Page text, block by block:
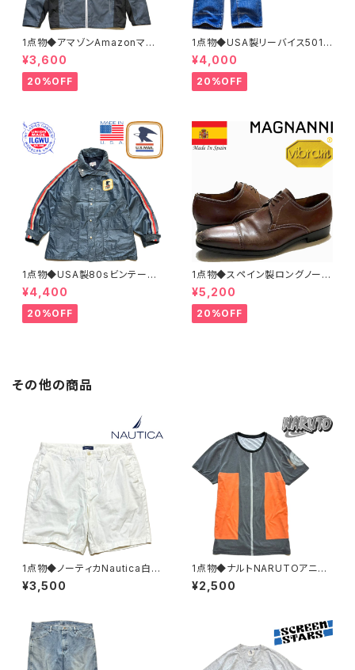
1点物◆アマゾンAmazonマウ
ンテンパーカー中古ナイロンジ
ャケット古着メンズXLレディース
OKアメカジ90sストリートUS
灰色アウター水色362468
¥3,600
20%OFF
1点物◆USA製リーバイス501ビ
ンテージ黒カン80sジーンズ古
着メンズレディースOKアメカジ/
ストリート/ブランドアメリカ製デ
ニムパンツ372581
¥4,000
20%OFF
1点物◆USA製80sビンテージ
US MAIL紺ナイロンジャケット
古着LメンズXLレディースOKア
メカジ90sストリートマウンテン
パーカーアウター362465
¥4,400
20%OFF
1点物◆スペイン製ロングノーズ
茶革靴レザーシューズ古着メン
ズ31レディースOKアメカジ90s
ストリート中古ブランド13ビッグ
サイズ373489
¥5,200
20%OFF
その他の商品
1点物◆ノーティカNautica白シ
ョートパンツ古着メンズ34レデ
ィースOKアメカジ90sストリー
¥3,500
1点物◆ナルトNARUTOアニメ
プリントTシャツ古着メンズML
レディースOKアメカジ90sスト
¥2,500